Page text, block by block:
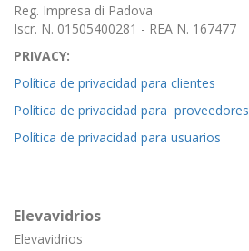
Reg. Impresa di Padova
Iscr. N. 01505400281 - REA N. 167477
PRIVACY:
Política de privacidad para clientes
Política de privacidad para proveedores
Política de privacidad para usuarios
Elevavidrios
Elevavidrios